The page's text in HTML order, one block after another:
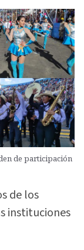
de participación
de los
instituciones